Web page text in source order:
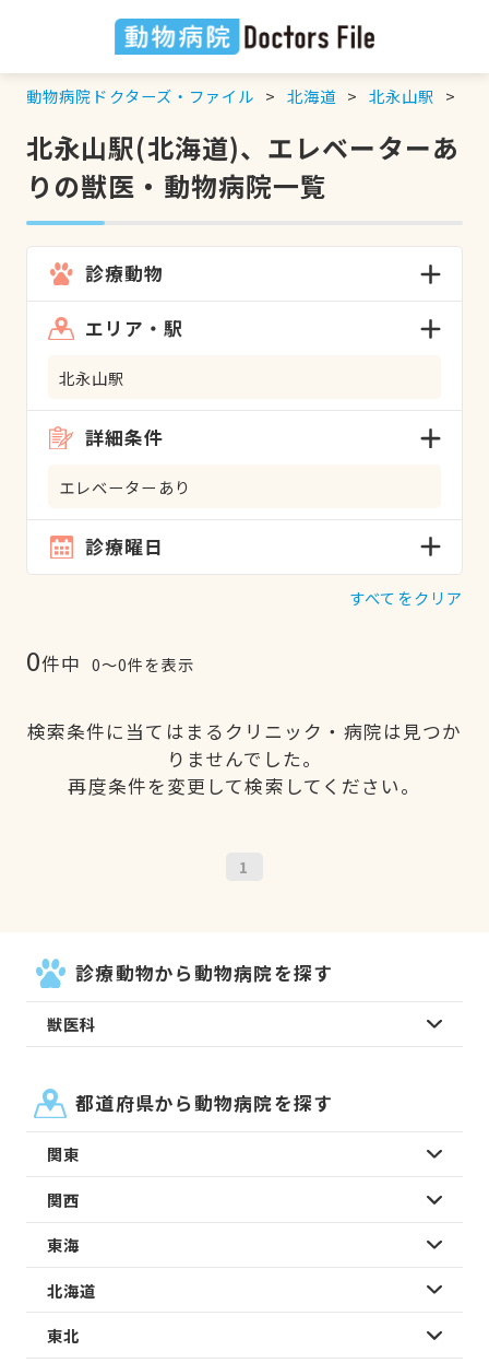
動物病院ドクターズ・ファイル 北海道 北永山駅
北永山駅(北海道)、エレベーターあ
りの獣医・動物病院一覧
診療動物
エリア・駅
北永山駅
詳細条件
エレベーターあり
診療曜日
すべてをクリア
0件中 0〜0件を表示
検索条件に当てはまるクリニック・病院は見つか
りませんでした。
再度条件を変更して検索してください。
1
診療動物から動物病院を探す
獣医科
都道府県から動物病院を探す
関東
関西
東海
北海道
東北